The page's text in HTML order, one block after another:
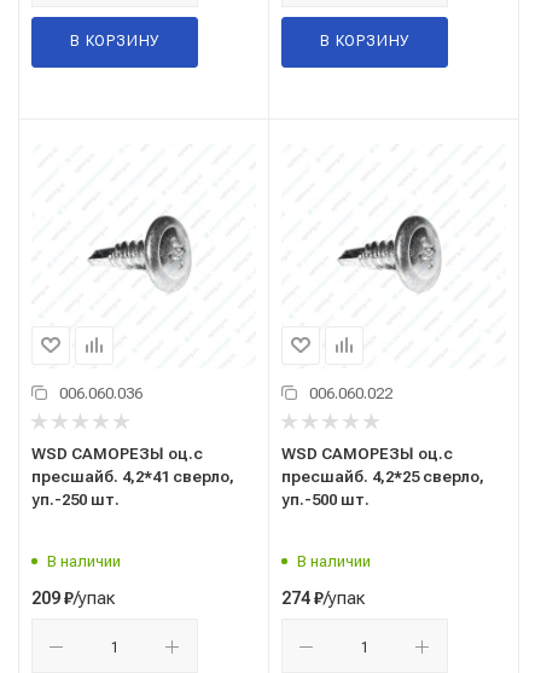
В КОРЗИНУ В КОРЗИНУ
006.060.036
WSD САМОРЕЗЫ оц.с
пресшайб. 4,2*41 сверло,
уп.-250 шт.
В наличии
209₽/упак
006.060.022
WSD САМОРЕЗЫ оц.с
пресшайб. 4,2*25 сверло,
уп.-500 шт.
В наличии
274₽/упак